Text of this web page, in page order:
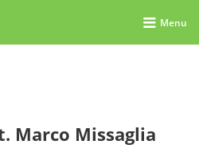
Menu
Marco Missaglia